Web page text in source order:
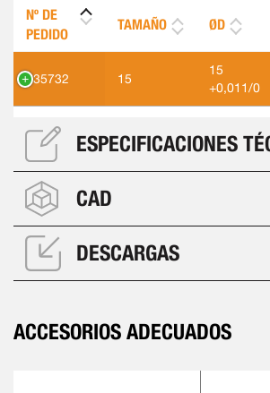
Nº DE
PEDIDO
TAMAÑO ØD
535732 15
15
+0,011/0
ESPECIFICACIONES
CAD
DESCARGAS
ACCESORIOS ADECUADOS